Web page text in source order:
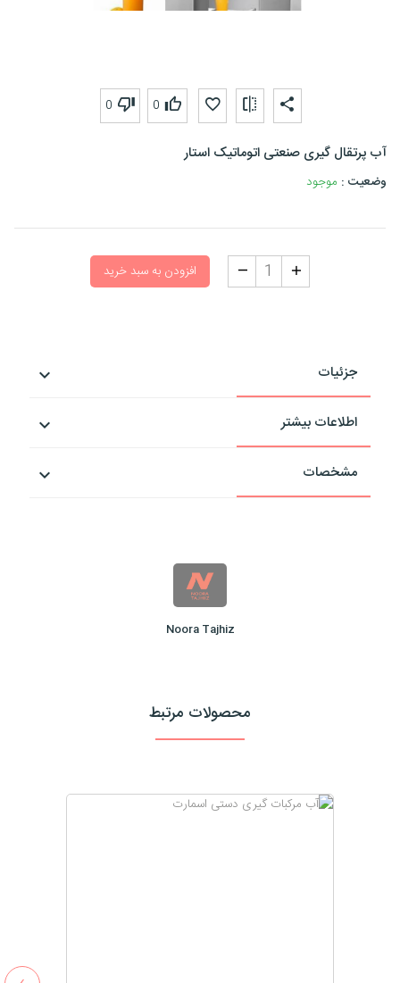
0
0
آب پرتقال گیری صنعتی اتوماتیک استار
وضعیت : موجود
افزودن به سبد خرید
جزئیات
اطلاعات بیشتر
مشخصات
Noora Tajhiz
محصولات مرتبط